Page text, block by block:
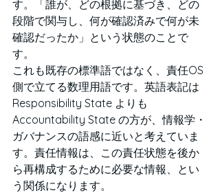
す。「誰が、どの根拠に基づき、どの
段階で関与し、何が確認済みで何が未
確認だったか」という状態のことで
す。
これも既存の標準語ではなく、責任OS
側で立てる数理用語です。英語表記は
Responsibility State よりも
Accountability State の方が、情報学・
ガバナンスの語感に近いと考えていま
す。責任情報は、この責任状態を後か
ら再構成するために必要な情報、とい
う関係になります。